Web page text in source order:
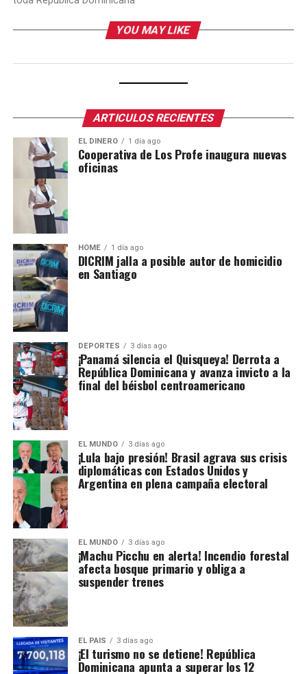
YOU MAY LIKE
ARTICULOS RECIENTES
EL DINERO 1 día ago
Cooperativa de Los Profe inaugura nuevas
oficinas
HOME 1 día ago
DICRIM jalla a posible autor de homicidio
en Santiago
DEPORTES 3 días ago
¡Panamá silencia el Quisqueya! Derrota a
República Dominicana y avanza invicto a la
final del béisbol centroamericano
EL MUNDO 3 días ago
¡Lula bajo presión! Brasil agrava sus crisis
diplomáticas con Estados Unidos y
Argentina en plena campaña electoral
EL MUNDO 3 días ago
¡Machu Picchu en alerta! Incendio forestal
afecta bosque primario y obliga a
suspender trenes
EL PAIS 3 días ago
¡El turismo no se detiene! República
Dominicana apunta a superar los 12